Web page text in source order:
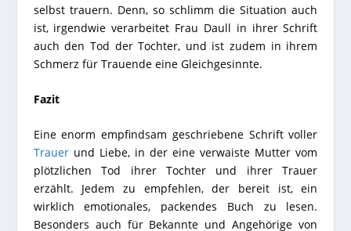
selbst trauern. Denn, so schlimm die Situation auch
ist, irgendwie verarbeitet Frau Daull in ihrer Schrift
auch den Tod der Tochter, und ist zudem in ihrem
Schmerz für Trauende eine Gleichgesinnte.
Fazit
Eine enorm empfindsam geschriebene Schrift voller
Trauerund Liebe, in der eine verwaiste Mutter vom
plötzlichen Tod ihrer Tochter und ihrer Trauer
erzählt. Jedem zu empfehlen, der bereit ist, ein
wirklich emotionales, packendes Buch zu lesen.
Besonders auch für Bekannte und Angehörige von